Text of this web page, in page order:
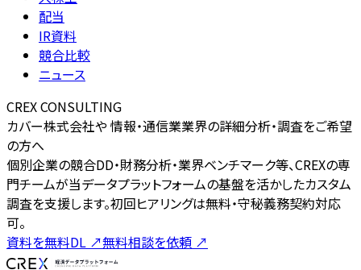
配当
IR資料
競合比較
ニュース
CREX CONSULTING
カバー株式会社や 情報・通信業業界の詳細分析・調査をご希望
の方へ
個別企業の競合DD・財務分析・業界ベンチマーク等、CREXの専
門チームが当データプラットフォームの基盤を活かしたカスタム
調査を支援します。初回ヒアリングは無料・守秘義務契約対応
可。
資料を無料DL ↗無料相談を依頼 ↗